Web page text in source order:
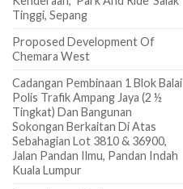
Tinggi, Sepang
Proposed Development Of
Chemara West
Cadangan Pembinaan 1 Blok Balai
Polis Trafik Ampang Jaya (2 ½
Tingkat) Dan Bangunan
Sokongan Berkaitan Di Atas
Sebahagian Lot 3810 & 36900,
Jalan Pandan Ilmu, Pandan Indah
Kuala Lumpur